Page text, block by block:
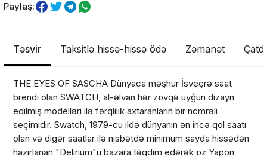
Paylaş:
Təsvir Taksitlə hissə-hissə ödə Zəmanət
THE EYES OF SASCHA Dünyaca məşhur İsveçrə saat
brendi olan SWATCH, al-əlvan hər zövqə uyğun dizayn
edilmiş modelləri ilə fərqlilik axtaranların bir nömrəli
seçimidir. Swatch, 1979-cu ildə dünyanın ən incə qol saatı
olan və digər saatlar ilə nisbətdə minimum sayda hissədən
hazırlanan "Delirium"u bazara təqdim edərək öz Yapon